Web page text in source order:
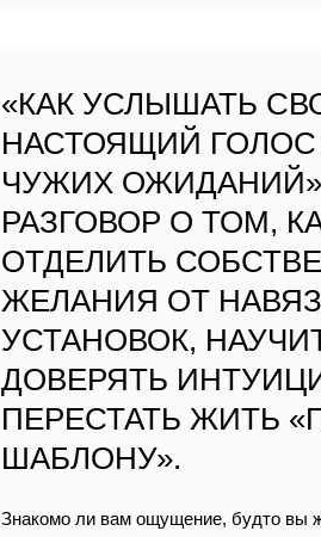
«КАК УСЛЫШАТЬ
НАСТОЯЩИЙ
ЧУЖИХ
РАЗГОВОР О ТОМ,
ОТДЕЛИТЬ
ЖЕЛАНИЯ ОТ
УСТАНОВОК,
ДОВЕРЯТЬ
ПЕРЕСТАТЬ ЖИТЬ
ШАБЛОНУ».
Знакомо ли вам ощущение, будто вы